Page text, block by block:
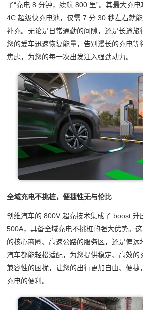
了“充电 8 分钟，续航 800 里”。其最大充
4C 超级快充电池，仅需 7 分 30 秒左右就
补充。无论是日常通勤的间隙，还是长途旅
您的爱车迅速恢复能量，告别漫长的充电
焦虑，为您的每一次出发注入强劲动力。
全域充电不挑桩，便捷性无与伦比
创维汽车的 800V 超充技术集成了 boost 升
500A，具备全域充电不挑桩的强大优势。
的核心商圈、高速公路的服务区，还是偏
汽车都能轻松适配，为您提供稳定、高效
兼容性的困扰，让您的出行更加自由、便
充电的便利。